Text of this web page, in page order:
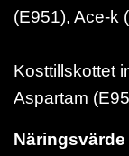
(E951), Ace-k
Kosttillskottet
Aspartam